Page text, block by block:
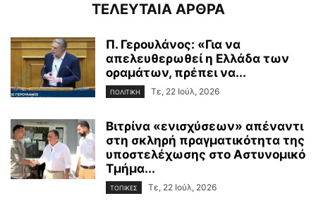
ΤΕΛΕΥΤΑΙΑ ΑΡΘΡΑ
Π. Γερουλάνος: «Για να
απελευθερωθεί η Ελλάδα των
οραμάτων, πρέπει να...
ΠΟΛΙΤΙΚΗ Τε, 22 Ιούλ, 2026
Βιτρίνα «ενισχύσεων» απέναντι
στη σκληρή πραγματικότητα της
υποστελέχωσης στο Αστυνομικό
Τμήμα...
ΤΟΠΙΚΕΣ Τε, 22 Ιούλ, 2026